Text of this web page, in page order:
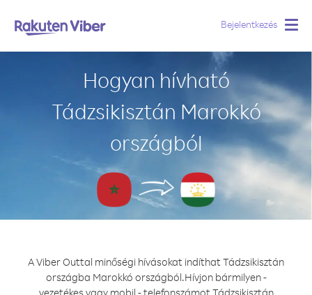
Bejelentkezés
Hogyan hívható
Tádzsikisztán Marokkó
országból
A Viber Outtal minőségi hívásokat indíthat Tádzsikisztán
országba Marokkó országból.Hívjon bármilyen -